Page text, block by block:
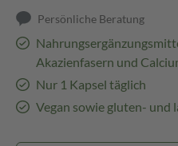
Persönliche Beratung
Akazienfasern und
Nur 1 Kapsel täglich
Vegan sowie gluten- und